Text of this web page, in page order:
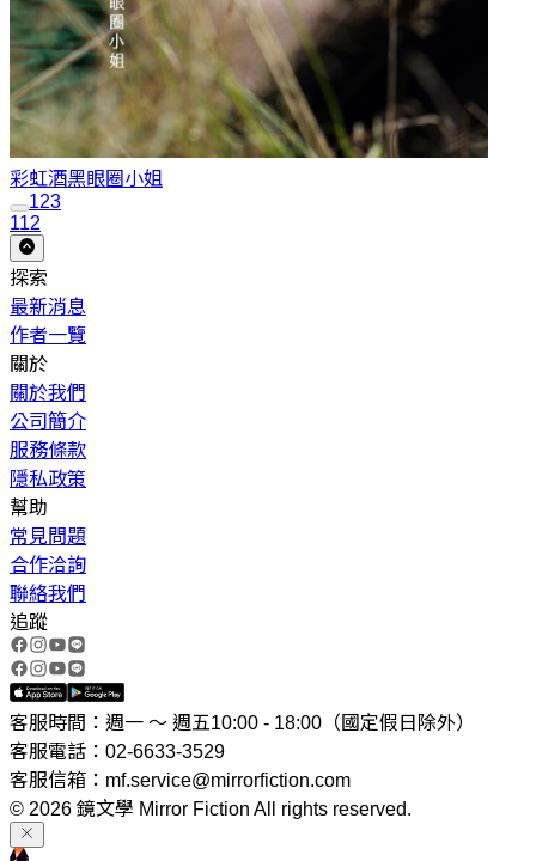
彩虹酒黑眼圈小姐
123
112
探索
最新消息
作者一覽
關於
關於我們
公司簡介
服務條款
隱私政策
幫助
常見問題
合作洽詢
聯絡我們
追蹤
客服時間：週一 ～ 週五10:00 - 18:00（國定假日除外）
客服電話：02-6633-3529
客服信箱：mf.service@mirrorfiction.com
© 2026 鏡文學 Mirror Fiction All rights reserved.